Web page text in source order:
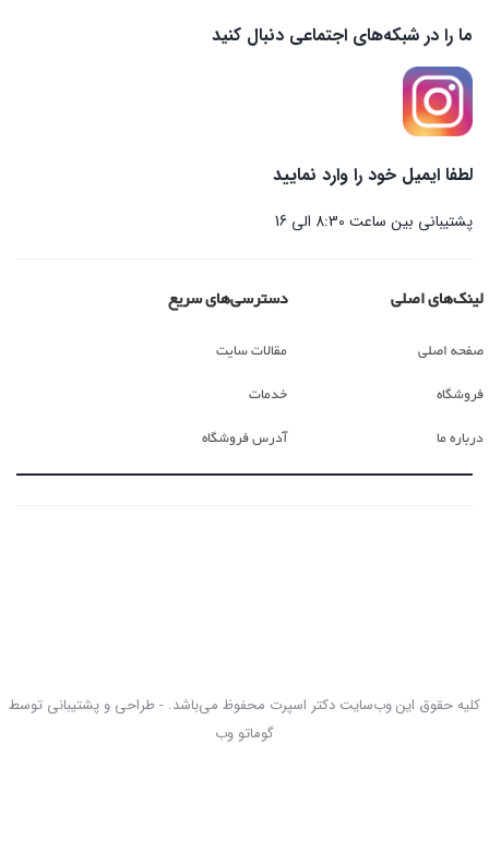
ما را در شبکه‌های اجتماعی دنبال کنید
لطفا ایمیل خود را وارد نمایید
پشتیبانی بین ساعت 8:30 الی 16
لینک‌های اصلی
صفحه اصلی
فروشگاه
درباره ما
دسترسی‌های سریع
مقالات سایت
خدمات
آدرس فروشگاه
کلیه حقوق این وب‌سایت دکتر اسپرت محفوظ می‌باشد. - طراحی و پشتیبانی توسط
گوماتو وب